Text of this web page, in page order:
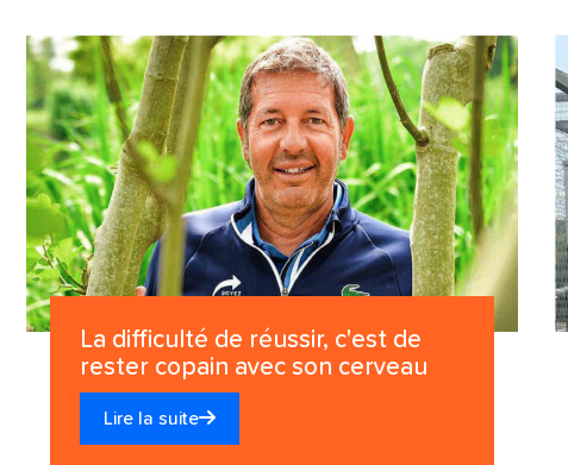
La difficulté de réussir, c'est de
rester copain avec son cerveau
Lire la suite